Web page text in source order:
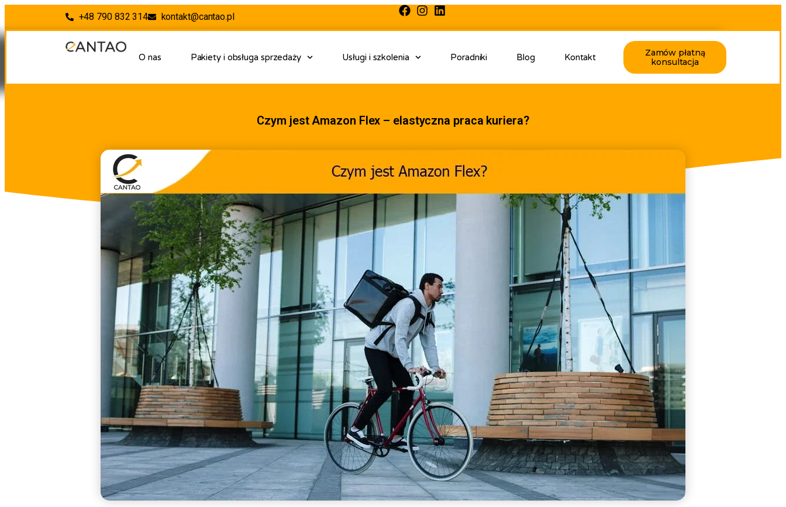
+48 790 832 314 kontakt@cantao.pl
O nas Pakiety i obsługa sprzedaży Usługi i szkolenia Poradniki Blog Kontakt
Zamów płatną
konsultacja
Czym jest Amazon Flex – elastyczna praca kuriera?